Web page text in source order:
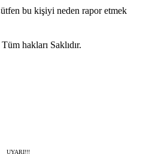
bu kişiyi neden rapor etmek
hakları Saklıdır.
UYARI!!!